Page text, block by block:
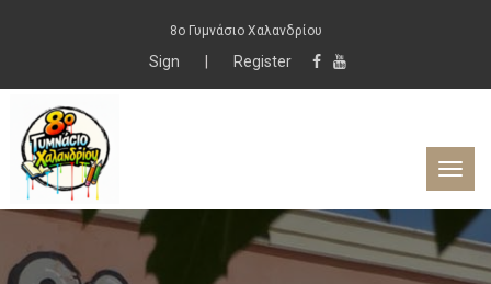
8ο Γυμνάσιο Χαλανδρίου
Sign Register